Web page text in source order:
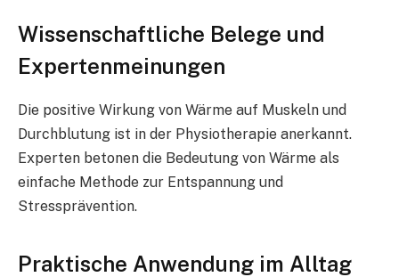
Wissenschaftliche Belege und
Expertenmeinungen
Die positive Wirkung von Wärme auf Muskeln und
Durchblutung ist in der Physiotherapie anerkannt.
Experten betonen die Bedeutung von Wärme als
einfache Methode zur Entspannung und
Stressprävention.
Praktische Anwendung im Alltag